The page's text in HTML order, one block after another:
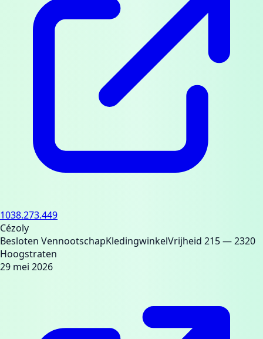
1038.273.449
Cézoly
Besloten VennootschapKledingwinkelVrijheid 215— 2320
Hoogstraten
29 mei 2026